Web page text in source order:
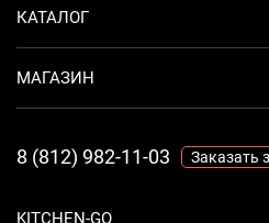
KITCHEN-GO
КАТАЛОГ
МАГАЗИН
8 (812) 982-11-03 Заказать